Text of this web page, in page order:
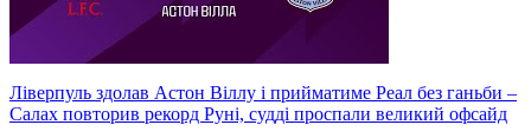
Ліверпуль здолав Астон Віллу і прийматиме Реал без ганьби –
Салах повторив рекорд Руні, судді проспали великий офсайд